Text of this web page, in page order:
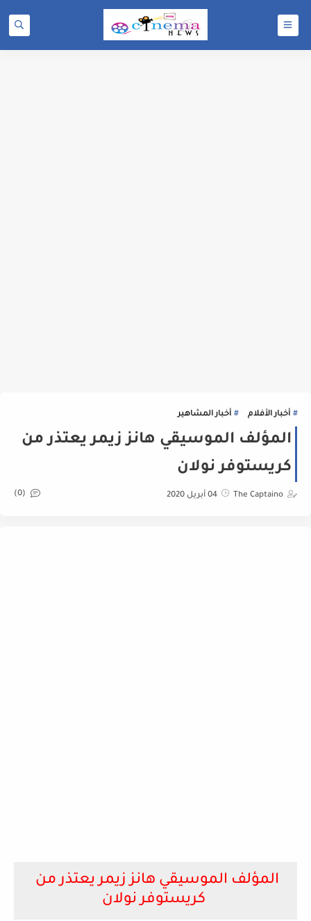
أخبار الأفلام أخبار المشاهير
المؤلف الموسيقي هانز زيمر يعتذر من
كريستوفر نولان
The Captaino 04 أبريل 2020 (0)